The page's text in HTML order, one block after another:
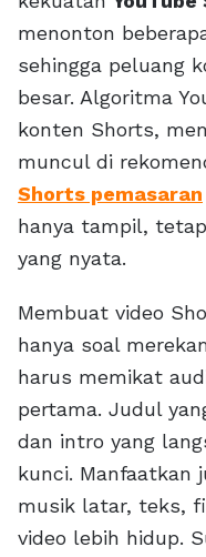
menonton
sehingga peluang
besar. Algoritma
konten Shorts,
muncul di
Shorts pemasaran
hanya tampil,
yang nyata.
Membuat video
hanya soal
harus memikat
pertama. Judul
dan intro yang
kunci. Manfaatkan
musik latar, teks,
video lebih hidup.